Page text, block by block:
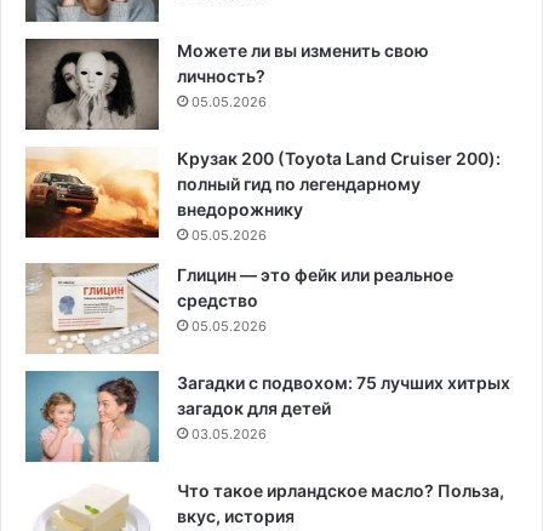
Можете ли вы изменить свою
личность?
05.05.2026
Крузак 200 (Toyota Land Cruiser 200):
полный гид по легендарному
внедорожнику
05.05.2026
Глицин — это фейк или реальное
средство
05.05.2026
Загадки с подвохом: 75 лучших хитрых
загадок для детей
03.05.2026
Что такое ирландское масло? Польза,
вкус, история